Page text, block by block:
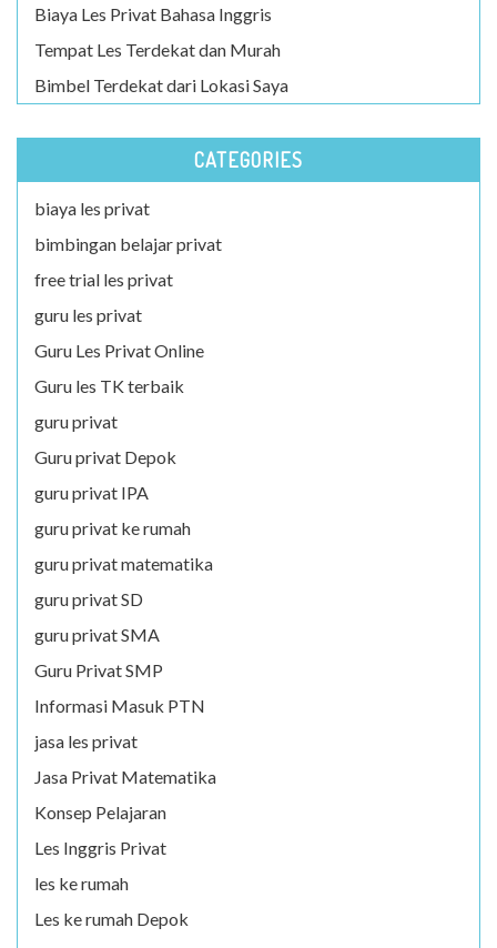
Biaya Les Privat Bahasa Inggris
Tempat Les Terdekat dan Murah
Bimbel Terdekat dari Lokasi Saya
CATEGORIES
biaya les privat
bimbingan belajar privat
free trial les privat
guru les privat
Guru Les Privat Online
Guru les TK terbaik
guru privat
Guru privat Depok
guru privat IPA
guru privat ke rumah
guru privat matematika
guru privat SD
guru privat SMA
Guru Privat SMP
Informasi Masuk PTN
jasa les privat
Jasa Privat Matematika
Konsep Pelajaran
Les Inggris Privat
les ke rumah
Les ke rumah Depok